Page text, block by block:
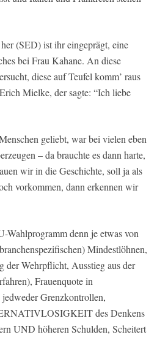
(SED) ist ihr eingeprägt, eine
bei Frau Kahane. An diese
diese auf Teufel komm’ raus
Mielke, der sagte: “Ich liebe
geliebt, war bei vielen eben
– da brauchte es dann harte,
wir in die Geschichte, soll ja als
vorkommen, dann erkennen wir
denn je etwas von
Mindestlöhnen,
der Wehrpflicht, Ausstieg aus der
Frauenquote in
Grenzkontrollen,
des Denkens
UND höheren Schulden, Scheitert